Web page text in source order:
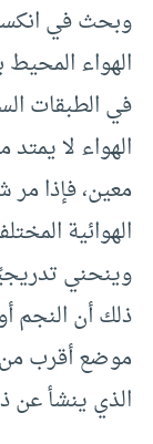
وبحث في
الهواء المحيط
في الطبقات
الهواء لا
معين، فإذا
الهوائية
وينحني
ذلك أن النجم
موضع أقرب من
الذي ينشأ